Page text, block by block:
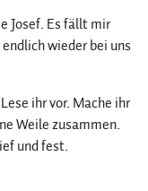
Josef. Es fällt mir
wieder bei uns
ihr vor. Mache ihr
Weile zusammen.
und fest.